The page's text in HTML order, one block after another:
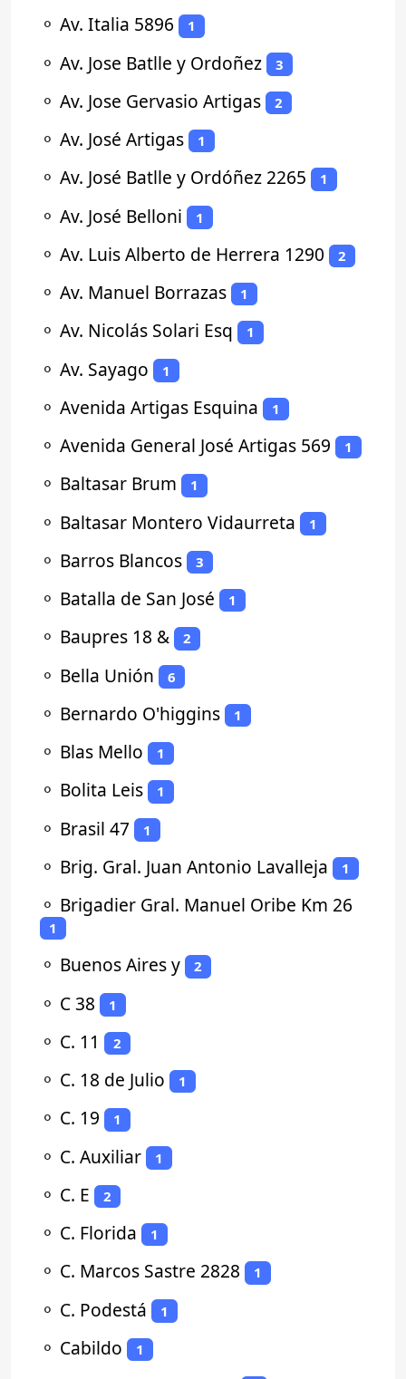
⚬ Av. Italia 5896 1
⚬ Av. Jose Batlle y Ordoñez 3
⚬ Av. Jose Gervasio Artigas 2
⚬ Av. José Artigas 1
⚬ Av. José Batlle y Ordóñez 2265 1
⚬ Av. José Belloni 1
⚬ Av. Luis Alberto de Herrera 1290 2
⚬ Av. Manuel Borrazas 1
⚬ Av. Nicolás Solari Esq 1
⚬ Av. Sayago 1
⚬ Avenida Artigas Esquina 1
⚬ Avenida General José Artigas 569 1
⚬ Baltasar Brum 1
⚬ Baltasar Montero Vidaurreta 1
⚬ Barros Blancos 3
⚬ Batalla de San José 1
⚬ Baupres 18 & 2
⚬ Bella Unión 6
⚬ Bernardo O'higgins 1
⚬ Blas Mello 1
⚬ Bolita Leis 1
⚬ Brasil 47 1
⚬ Brig. Gral. Juan Antonio Lavalleja 1
⚬ Brigadier Gral. Manuel Oribe Km 26
1
⚬ Buenos Aires y 2
⚬ C 38 1
⚬ C. 11 2
⚬ C. 18 de Julio 1
⚬ C. 19 1
⚬ C. Auxiliar 1
⚬ C. E 2
⚬ C. Florida 1
⚬ C. Marcos Sastre 2828 1
⚬ C. Podestá 1
⚬ Cabildo 1